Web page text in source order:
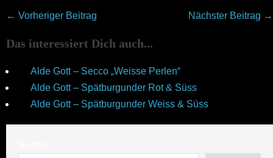
Beitragsnavigation
← Vorheriger Beitrag Nächster Beitrag →
Das interessiert Dich auch...
Alde Gott – Secco „Weisse Perlen“
Alde Gott – Spätburgunder Rot & Süss
Alde Gott – Spätburgunder Weiss & Süss